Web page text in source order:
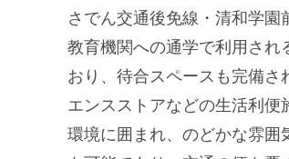
さでん交通後免線・清和学
教育機関への通学で利用され
おり、待合スペースも完備さ
エンスストアなどの生活利
環境に囲まれ、のどかな雰囲